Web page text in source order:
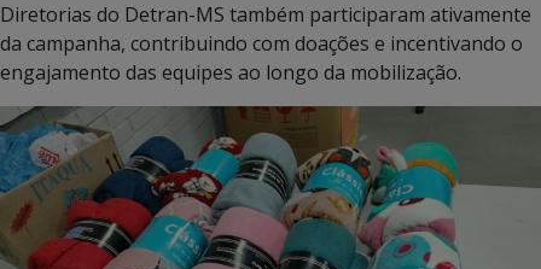
Diretorias do Detran-MS também participaram ativamente
da campanha, contribuindo com doações e incentivando o
engajamento das equipes ao longo da mobilização.